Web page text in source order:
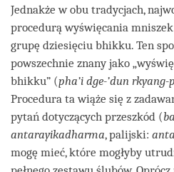
Jednakże w obu tradycjach,
procedurą wyświęcania
grupę dziesięciu bhikku. Ten
powszechnie znany jako
bhikku” (pha’i dge-’dun rkyang-
Procedura ta wiąże się z
pytań dotyczących przeszkód (
antarayikadharma, palijski:
mogę mieć, które mogłyby